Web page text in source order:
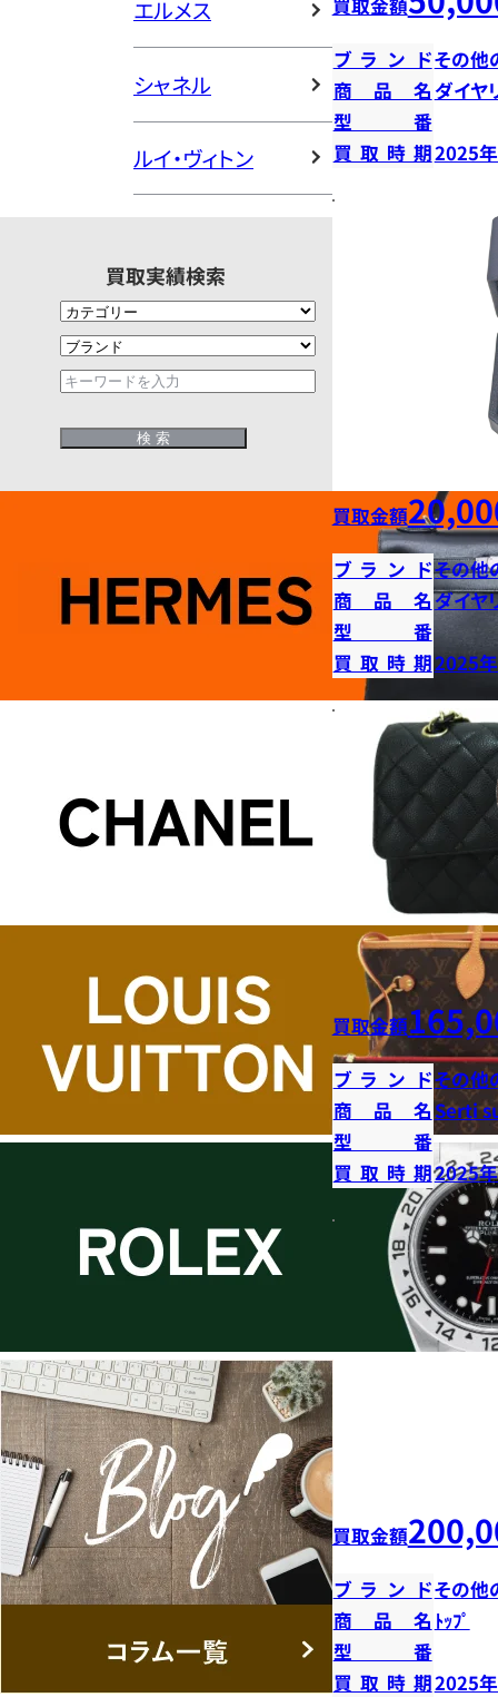
エルメス
シャネル
ルイ・ヴィトン
買取実績検索
買取金額
ブランドその他
商品名ダイヤ
型番
買取時期2025
買取金額
ブランドその他
商品名ダイヤ
型番
買取時期2025
買取金額
ブランドその他
商品名Serti
型番
買取時期2025
買取金額
ブランドその他
商品名 ﾄｯﾌﾟ
型番
買取時期2025